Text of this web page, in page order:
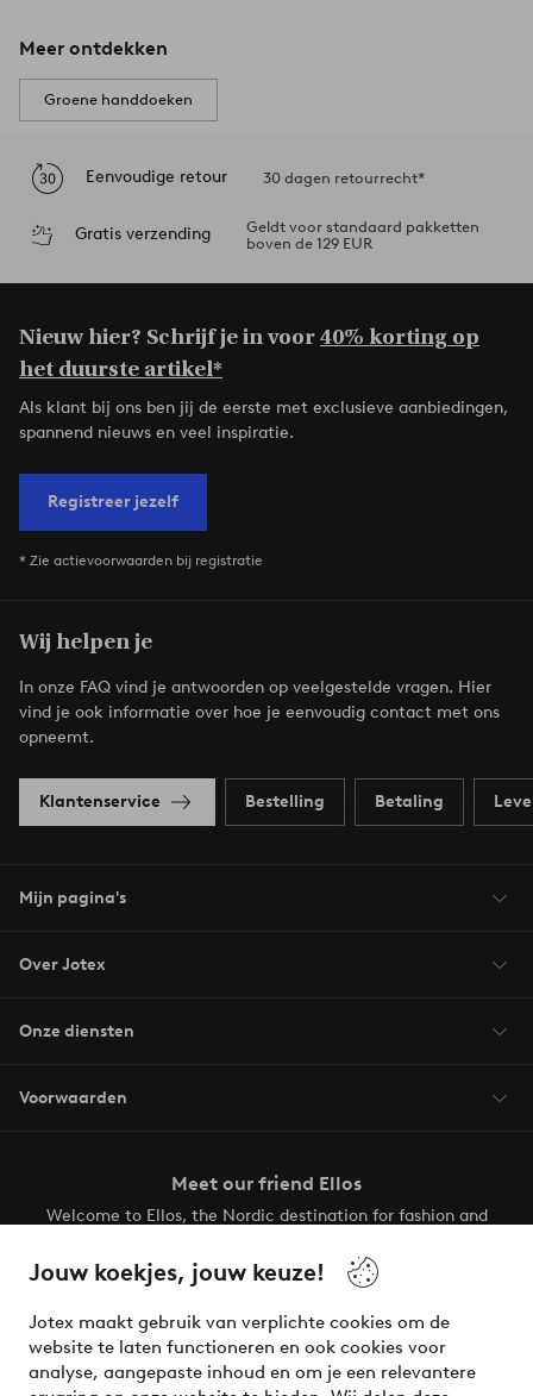
Jouw koekjes, jouw keuze!
Jotex maakt gebruik van verplichte cookies om de
website te laten functioneren en ook cookies voor
analyse, aangepaste inhoud en om je een relevantere
Meer ontdekken
Groene handdoeken
Eenvoudige retour 30 dagen retourrecht*
Gratis verzending
Geldt voor standaard pakketten
boven de 129 EUR
Nieuw hier? Schrijf je in voor40% korting op
het duurste artikel*
Als klant bij ons ben jij de eerste met exclusieve aanbiedingen,
spannend nieuws en veel inspiratie.
Registreer jezelf
* Zie actievoorwaarden bij registratie
Wij helpen je
In onze FAQ vind je antwoorden op veelgestelde vragen. Hier
vind je ook informatie over hoe je eenvoudig contact met ons
opneemt.
Klantenservice Bestelling Betaling
Mijn pagina's
Over Jotex
Onze diensten
Voorwaarden
Meet our friend Ellos
Welcome to Ellos, the Nordic destination for fashion and
your wardrobe. Your next inspiring look is here!